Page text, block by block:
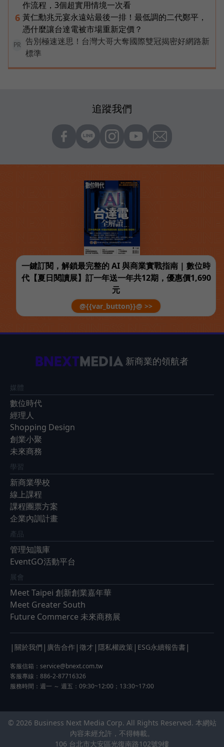
作流程，3個超實用情境一次看
6 黃仁勳兆元宴永遠站最後一排！最低調的二代鄭平，
憑什麼讓台達電被市場重新定價？
PR
告別極速迷思！台灣大哥大奪國際雙冠揭密好網路新
標準
追蹤我們
一鍵訂閱，解鎖最完整的 AI 與商業實戰指南 | 數位時
代【夏日閱讀展】訂一年送一年共12期，優惠價1,690
元
@{{var_button}}@ >>
新商業的領航者
媒體
數位時代
經理人
Shopping Design
創業小聚
未來商務
學習
新商業學校
線上課程
課程團票方案
企業內訓計畫
產品
管理知識庫
EventGO活動平台
展會
Meet Taipei 創新創業嘉年華
Meet Greater South
Future Commerce 未來商務展
| 關於我們 | 廣告合作 | 徵才 | 隱私權政策 | ESG永續報告書 |
客服信箱： service@bnext.com.tw
客服專線：886-2-87716326
服務時間：週一 ～ 週五：09:30~12:00；13:30~17:00
© 2026 Business Next Media Corp. All Rights Reserved. 本網站
內容未經允許，不得轉載。
106 台北市大安區光復南路102號9樓